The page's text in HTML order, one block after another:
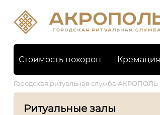
Стоимость похорон Кремация
Городская ритуальная служба АКРОПОЛЬ
Ритуальные залы